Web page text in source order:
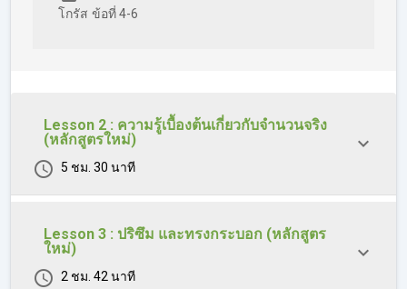
โกรัส ข้อที่ 4-6
Lesson 2 : ความรู้เบื้องต้นเกี่ยวกับจำนวนจริง
(หลักสูตรใหม่)
5 ชม. 30 นาที
Lesson 3 : ปริซึม และทรงกระบอก (หลักสูตร
ใหม่)
2 ชม. 42 นาที